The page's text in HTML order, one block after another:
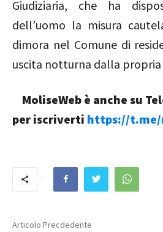
Giudiziaria, che ha
dell’uomo la misura
dimora nel Comune di
uscita notturna dalla
MoliseWeb è anche su
per iscriverti https://
Articolo Precdedente